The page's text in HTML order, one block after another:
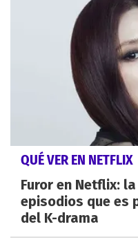
QUÉ VER EN NETFLIX
Furor en Netflix:
episodios que es
del K-drama